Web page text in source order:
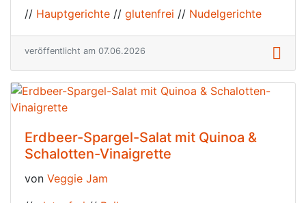
// Hauptgerichte // glutenfrei // Nudelgerichte
veröffentlicht am 07.06.2026
Erdbeer-Spargel-Salat mit Quinoa &
Schalotten-Vinaigrette
von Veggie Jam